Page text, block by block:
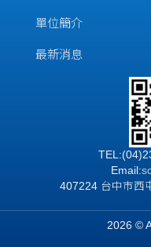
單位簡介
最新消息
Email:
407224 台中市西
2026 ©